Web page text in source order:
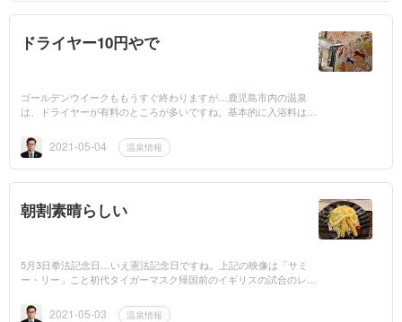
ドライヤー10円やで
ゴールデンウイークももうすぐ終わりますが…鹿児島市内の温泉
は、ドライヤーが有料のところが多いですね。基本的に入浴料は42
用料によって、「実...
2021-05-04 温泉情報
朝割素晴らしい
5月3日拳法記念日…いえ憲法記念日ですね。上記の映像は「サミ
ー・リー」こと初代タイガーマスク帰国前のイギリスの試合のレア
る！）今朝は...
2021-05-03 温泉情報